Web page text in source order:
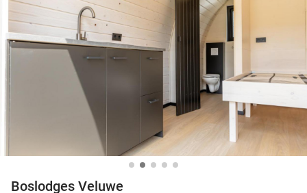
10+ miljoen leden
Boslodges Veluwe